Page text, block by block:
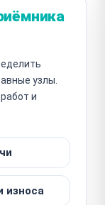
узлы.
и
износа